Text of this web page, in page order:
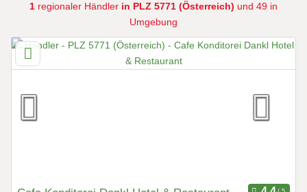
1 regionaler Händler in PLZ 5771 (Österreich) und 49 in
Umgebung